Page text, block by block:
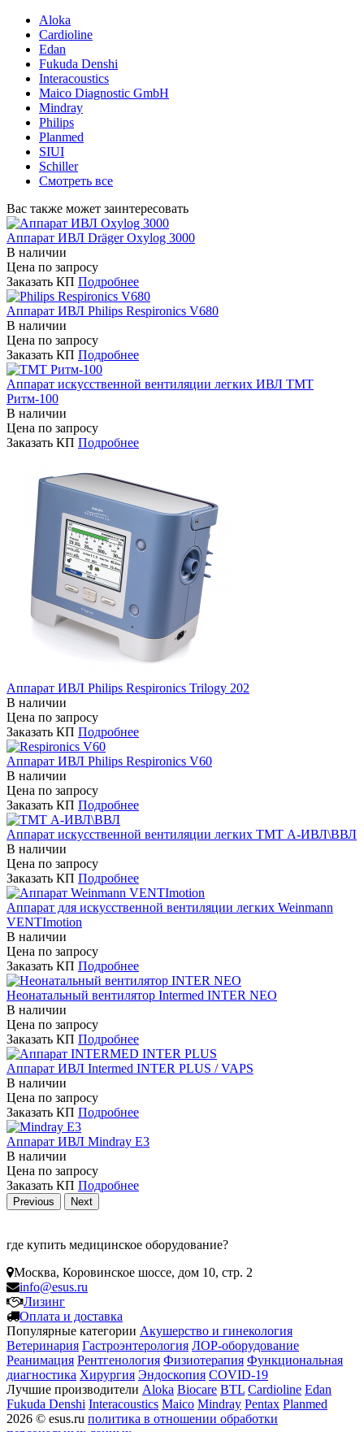
Aloka
Cardioline
Edan
Fukuda Denshi
Interacoustics
Maico Diagnostic GmbH
Mindray
Philips
Planmed
SIUI
Schiller
Смотреть все
Вас также может заинтересовать
Аппарат ИВЛ Dräger Oxylog 3000
В наличии
Цена по запросу
Заказать КП Подробнее
Аппарат ИВЛ Philips Respironics V680
В наличии
Цена по запросу
Заказать КП Подробнее
Аппарат искусственной вентиляции легких ИВЛ ТМТ
Ритм-100
В наличии
Цена по запросу
Заказать КП Подробнее
Аппарат ИВЛ Philips Respironics Trilogy 202
В наличии
Цена по запросу
Заказать КП Подробнее
Аппарат ИВЛ Philips Respironics V60
В наличии
Цена по запросу
Заказать КП Подробнее
Аппарат искусственной вентиляции легких ТМТ А-ИВЛ\ВВЛ
В наличии
Цена по запросу
Заказать КП Подробнее
Аппарат для искусственной вентиляции легких Weinmann
VENTImotion
В наличии
Цена по запросу
Заказать КП Подробнее
Неонатальный вентилятор Intermed INTER NEO
В наличии
Цена по запросу
Заказать КП Подробнее
Аппарат ИВЛ Intermed INTER PLUS / VAPS
В наличии
Цена по запросу
Заказать КП Подробнее
Аппарат ИВЛ Mindray E3
В наличии
Цена по запросу
Заказать КП Подробнее
Previous Next
где купить медицинское оборудование?
Москва, Коровинское шоссе, дом 10, стр. 2
info@esus.ru
Лизинг
Оплата и доставка
Популярные категории Акушерство и гинекология
Ветеринария Гастроэнтерология ЛОР-оборудование
Реанимация Рентгенология Физиотерапия Функциональная
диагностика Хирургия Эндоскопия COVID-19
Лучшие производители Aloka Biocare BTL Cardioline Edan
Fukuda Denshi Interacoustics Maico Mindray Pentax Planmed
2026 © esus.ru политика в отношении обработки